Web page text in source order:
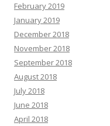
February 2019
January 2019
December 2018
November 2018
September 2018
August 2018
July 2018
June 2018
April 2018